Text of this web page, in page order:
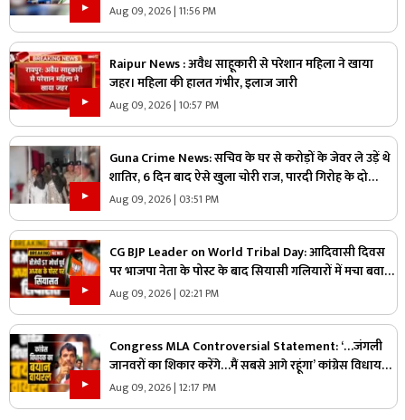
Aug 09, 2026 | 11:56 PM
Raipur News : अवैध साहूकारी से परेशान महिला ने खाया
जहर। महिला की हालत गंभीर, इलाज जारी
Aug 09, 2026 | 10:57 PM
Guna Crime News: सचिव के घर से करोड़ों के जेवर ले उड़ें थे
शातिर, 6 दिन बाद ऐसे खुला चोरी राज, पारदी गिरोह के दो
आरोपी गिरफ्तार
Aug 09, 2026 | 03:51 PM
CG BJP Leader on World Tribal Day: आदिवासी दिवस
पर भाजपा नेता के पोस्ट के बाद सियासी गलियारों में मचा बवाल,
जानिए ऐसा क्या कह दिया कि भड़के विपक्षी नेता
Aug 09, 2026 | 02:21 PM
Congress MLA Controversial Statement: ‘…जंगली
जानवरों का शिकार करेंगे…मैं सबसे आगे रहूंगा’ कांग्रेस विधायक
ने दिया विवादित बयान, वायरल हो रहा वीडियो
Aug 09, 2026 | 12:17 PM